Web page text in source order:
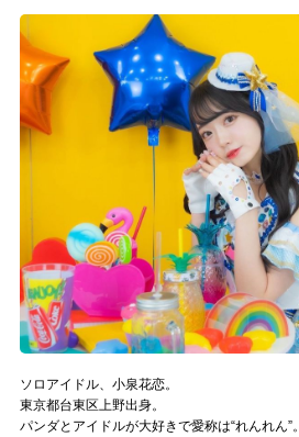
ログイン
LINK
muevoクラウドファンディング
muevoコミュニティ
ぶいクラ！by muevo
ぶいコミュ！by muevo
ぶいマガ！ by muevo
Follow us
ソロアイドル、小泉花恋。
東京都台東区上野出身。
パンダとアイドルが大好きで愛称は“れんれん”。